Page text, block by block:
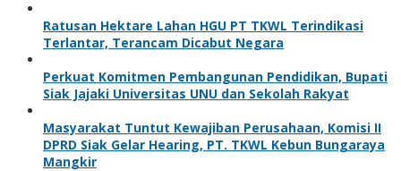
Ratusan Hektare Lahan HGU PT TKWL Terindikasi
Terlantar, Terancam Dicabut Negara
Perkuat Komitmen Pembangunan Pendidikan, Bupati
Siak Jajaki Universitas UNU dan Sekolah Rakyat
Masyarakat Tuntut Kewajiban Perusahaan, Komisi II
DPRD Siak Gelar Hearing, PT. TKWL Kebun Bungaraya
Mangkir